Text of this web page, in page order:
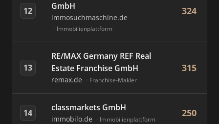
12
GmbH
immosuchmaschine.de
Immobilienplattform
324
13
RE/MAX Germany REF Real
Estate Franchise GmbH
remax.de Franchise-Makler
315
14 classmarkets GmbH
immobilo.de Immobilienplattform
250